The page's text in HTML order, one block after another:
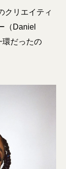
クリエイティ
（Daniel
環だったの